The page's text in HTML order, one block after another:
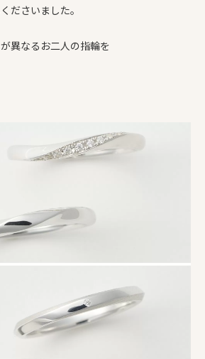
ださいました。
異なるお二人の指輪を